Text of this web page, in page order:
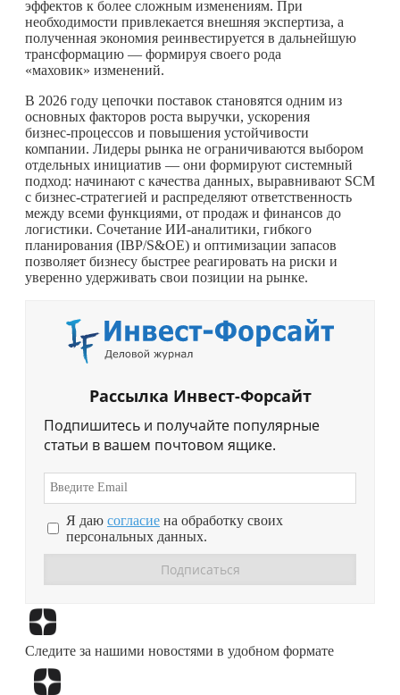
эффектов к более сложным изменениям. При
необходимости привлекается внешняя экспертиза, а
полученная экономия реинвестируется в дальнейшую
трансформацию — формируя своего рода
«маховик» изменений.
В 2026 году цепочки поставок становятся одним из
основных факторов роста выручки, ускорения
бизнес‑процессов и повышения устойчивости
компании. Лидеры рынка не ограничиваются выбором
отдельных инициатив — они формируют системный
подход: начинают с качества данных, выравнивают SCM
с бизнес‑стратегией и распределяют ответственность
между всеми функциями, от продаж и финансов до
логистики. Сочетание ИИ‑аналитики, гибкого
планирования (IBP/S&OE) и оптимизации запасов
позволяет бизнесу быстрее реагировать на риски и
уверенно удерживать свои позиции на рынке.
Рассылка Инвест-Форсайт
Подпишитесь и получайте популярные
статьи в вашем почтовом ящике.
Я даю согласие на обработку своих
персональных данных.
Следите за нашими новостями в удобном формате